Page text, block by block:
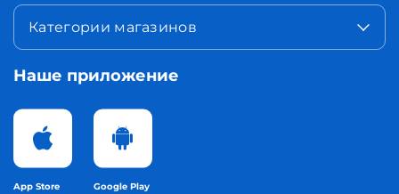
Категории магазинов
Наше приложение
App Store Google Play